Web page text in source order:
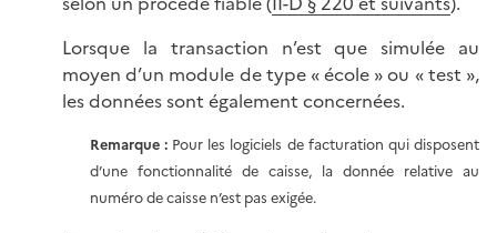
Lorsque la transaction n’est que simulée au
moyen d’un module de type « école » ou « test »,
les données sont également concernées.
Remarque :Pour les logiciels de facturation qui disposent
d’une fonctionnalité de caisse, la donnée relative au
numéro de caisse n’est pas exigée.